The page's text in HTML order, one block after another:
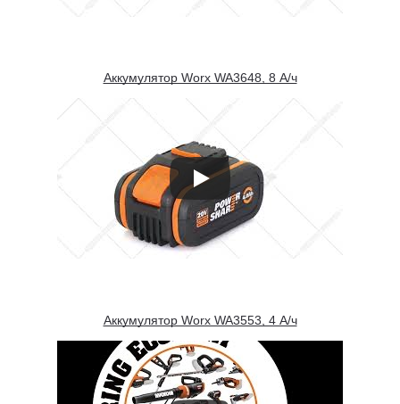
Аккумулятор Worx WA3648, 8 А/ч
Аккумулятор Worx WA3553, 4 А/ч